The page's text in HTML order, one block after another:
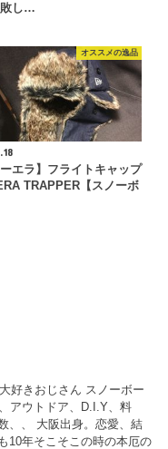
し…
オススメの逸品
ーエラ】フライトキャップ
TRAPPER【スノーボ
好きおじさん スノーボー
アウトドア、D.I.Y、料
、、 大阪出身。恋愛、結
10年そこそこの時の本厄の